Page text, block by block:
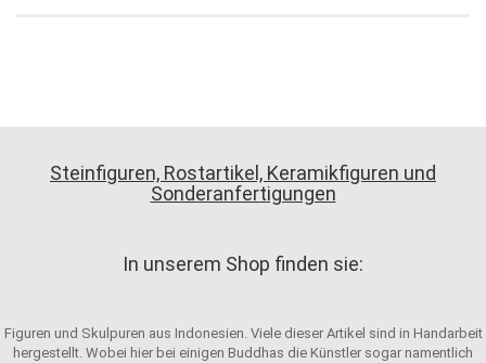
Steinfiguren, Rostartikel, Keramikfiguren und
Sonderanfertigungen
In unserem Shop finden sie:
Figuren und Skulpuren aus Indonesien. Viele dieser Artikel sind in Handarbeit
hergestellt. Wobei hier bei einigen Buddhas die Künstler sogar namentlich